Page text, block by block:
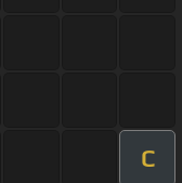
C